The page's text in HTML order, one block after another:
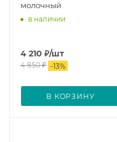
молочный
в наличии
4 210 ₽/шт
4 850₽ -13%
В КОРЗИНУ